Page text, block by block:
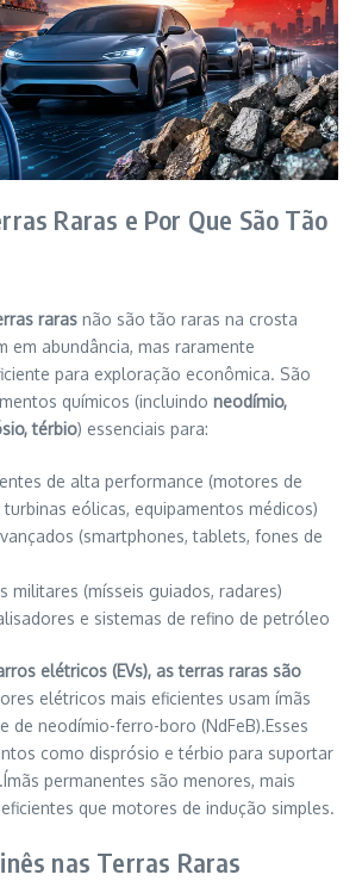
Raras e Por Que São Tão
raras não são tão raras na crosta
abundância, mas raramente
para exploração econômica. São
químicos (incluindo neodímio,
térbio) essenciais para:
de alta performance (motores de
eólicas, equipamentos médicos)
(smartphones, tablets, fones de
militares (mísseis guiados, radares)
e sistemas de refino de petróleo
elétricos (EVs), as terras raras são
elétricos mais eficientes usam ímãs
de neodímio-ferro-boro (NdFeB).Esses
como disprósio e térbio para suportar
permanentes são menores, mais
que motores de indução simples.
nas Terras Raras